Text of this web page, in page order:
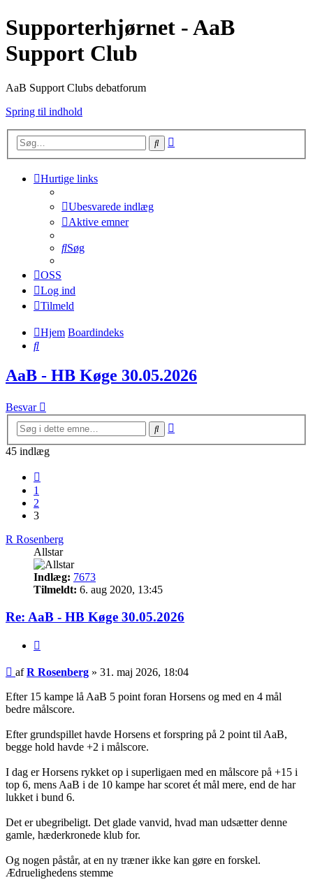
Supporterhjørnet - AaB
Support Club
AaB Support Clubs debatforum
Spring til indhold
Søg
Hurtige links
Ubesvarede indlæg
Aktive emner
Søg
OSS
Log ind
Tilmeld
Hjem Boardindeks
Søg
AaB - HB Køge 30.05.2026
Besvar
Søg
45 indlæg
1
2
3
R Rosenberg
Allstar
Indlæg: 7673
Tilmeldt: 6. aug 2020, 13:45
Re: AaB - HB Køge 30.05.2026
Indlæg
afR Rosenberg » 31. maj 2026, 18:04
Efter 15 kampe lå AaB 5 point foran Horsens og med en 4 mål
bedre målscore.
Efter grundspillet havde Horsens et forspring på 2 point til AaB,
begge hold havde +2 i målscore.
I dag er Horsens rykket op i superligaen med en målscore på +15 i
top 6, mens AaB i de 10 kampe har scoret ét mål mere, end de har
lukket i bund 6.
Det er ubegribeligt. Det glade vanvid, hvad man udsætter denne
gamle, hæderkronede klub for.
Og nogen påstår, at en ny træner ikke kan gøre en forskel.
Ædruelighedens stemme